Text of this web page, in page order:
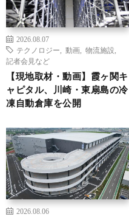
2026.08.07
テクノロジー
動画 物流施設
記者会見など
【現地取材・動画】霞ヶ関キ
ャピタル、川崎・東扇島の冷
凍自動倉庫を公開
2026.08.06